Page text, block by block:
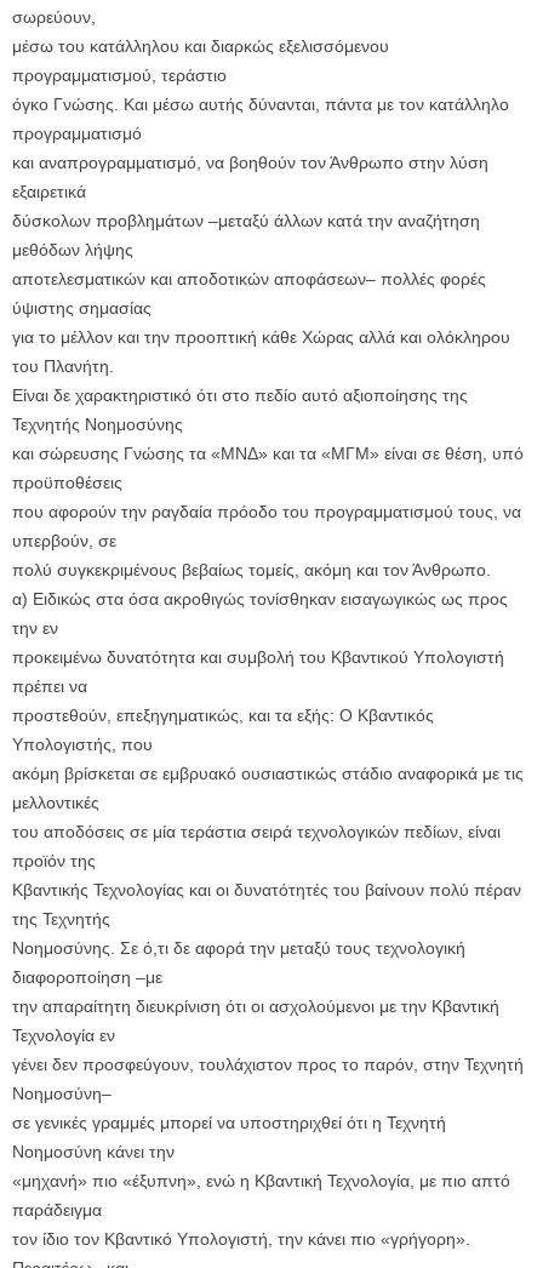
σωρεύουν,
μέσω του κατάλληλου και διαρκώς εξελισσόμενου
προγραμματισμού, τεράστιο
όγκο Γνώσης. Και μέσω αυτής δύνανται, πάντα με τον κατάλληλο
προγραμματισμό
και αναπρογραμματισμό, να βοηθούν τον Άνθρωπο στην λύση
εξαιρετικά
δύσκολων προβλημάτων –μεταξύ άλλων κατά την αναζήτηση
μεθόδων λήψης
αποτελεσματικών και αποδοτικών αποφάσεων– πολλές φορές
ύψιστης σημασίας
για το μέλλον και την προοπτική κάθε Χώρας αλλά και ολόκληρου
του Πλανήτη.
Είναι δε χαρακτηριστικό ότι στο πεδίο αυτό αξιοποίησης της
Τεχνητής Νοημοσύνης
και σώρευσης Γνώσης τα «ΜΝΔ» και τα «ΜΓΜ» είναι σε θέση, υπό
προϋποθέσεις
που αφορούν την ραγδαία πρόοδο του προγραμματισμού τους, να
υπερβούν, σε
πολύ συγκεκριμένους βεβαίως τομείς, ακόμη και τον Άνθρωπο.
α) Ειδικώς στα όσα ακροθιγώς τονίσθηκαν εισαγωγικώς ως προς
την εν
προκειμένω δυνατότητα και συμβολή του Κβαντικού Υπολογιστή
πρέπει να
προστεθούν, επεξηγηματικώς, και τα εξής: Ο Κβαντικός
Υπολογιστής, που
ακόμη βρίσκεται σε εμβρυακό ουσιαστικώς στάδιο αναφορικά με τις
μελλοντικές
του αποδόσεις σε μία τεράστια σειρά τεχνολογικών πεδίων, είναι
προϊόν της
Κβαντικής Τεχνολογίας και οι δυνατότητές του βαίνουν πολύ πέραν
της Τεχνητής
Νοημοσύνης. Σε ό,τι δε αφορά την μεταξύ τους τεχνολογική
διαφοροποίηση –με
την απαραίτητη διευκρίνιση ότι οι ασχολούμενοι με την Κβαντική
Τεχνολογία εν
γένει δεν προσφεύγουν, τουλάχιστον προς το παρόν, στην Τεχνητή
Νοημοσύνη–
σε γενικές γραμμές μπορεί να υποστηριχθεί ότι η Τεχνητή
Νοημοσύνη κάνει την
«μηχανή» πιο «έξυπνη», ενώ η Κβαντική Τεχνολογία, με πιο απτό
παράδειγμα
τον ίδιο τον Κβαντικό Υπολογιστή, την κάνει πιο «γρήγορη».